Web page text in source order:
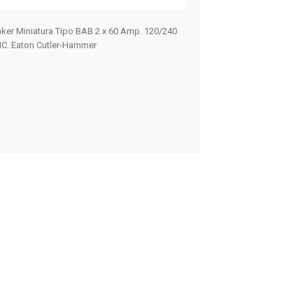
Miniatura Tipo BAB 2 x 60 Amp. 120/240
Eaton Cutler-Hammer